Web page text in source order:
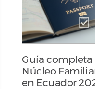
Guía completa
Núcleo
en Ecuador